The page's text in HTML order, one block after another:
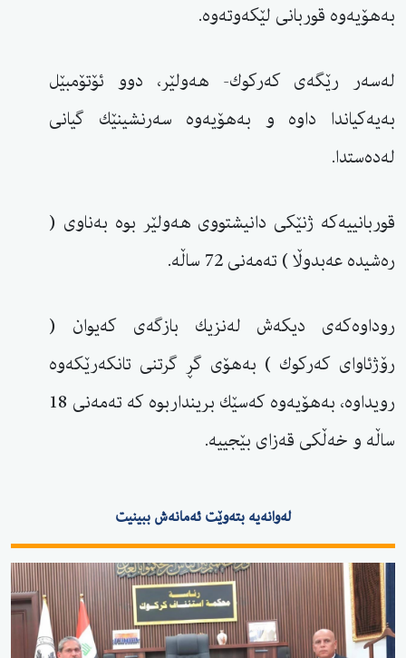
بەهۆیەوە قوربانی لێكەوتەوە.
لەسەر رێگەی كەركوك- هەولێر، دوو ئۆتۆمبێل
بەیەكیاندا داوە و بەهۆیەوە سەرنشینێك گیانی
لەدەستدا.
قوربانییەكە ژنێكی دانیشتووی هەولێر بوە بەناوی (
رەشیدە عەبدوڵا ) تەمەنی 72 ساڵە.
روداوەكەی دیكەش لەنزیك بازگەی كەیوان (
رۆژئاوای كەركوك ) بەهۆی گڕ گرتنی تانكەرێكەوە
رویداوە، بەهۆیەوە كەسێك برینداربوە كە تەمەنی 18
ساڵە و خەڵكی قەزای بێجییە.
لەوانەیە بتەوێت ئەمانەش ببینیت